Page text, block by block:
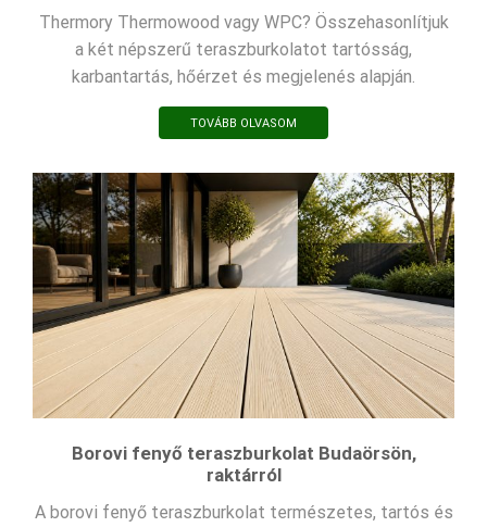
Thermory Thermowood vagy WPC? Összehasonlítjuk
a két népszerű teraszburkolatot tartósság,
karbantartás, hőérzet és megjelenés alapján.
TOVÁBB OLVASOM
Borovi fenyő teraszburkolat Budaörsön,
raktárról
A borovi fenyő teraszburkolat természetes, tartós és